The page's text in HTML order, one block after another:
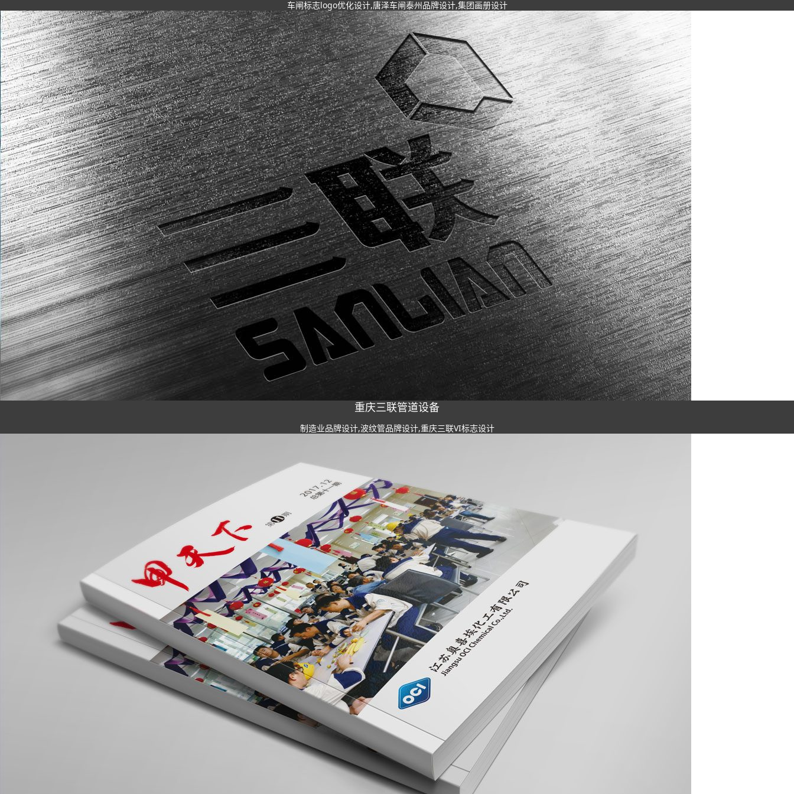
车闸标志logo优化设计,唐泽车闸泰州品牌设计,集团画册设计
重庆三联管道设备
制造业品牌设计,波纹管品牌设计,重庆三联VI标志设计